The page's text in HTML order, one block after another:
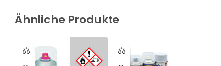
Ähnliche Produkte